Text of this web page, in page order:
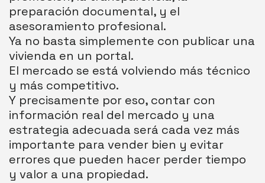
preparación documental, y el
asesoramiento profesional.
Ya no basta simplemente con publicar una
vivienda en un portal.
El mercado se está volviendo más técnico
y más competitivo.
Y precisamente por eso, contar con
información real del mercado y una
estrategia adecuada será cada vez más
importante para vender bien y evitar
errores que pueden hacer perder tiempo
y valor a una propiedad.